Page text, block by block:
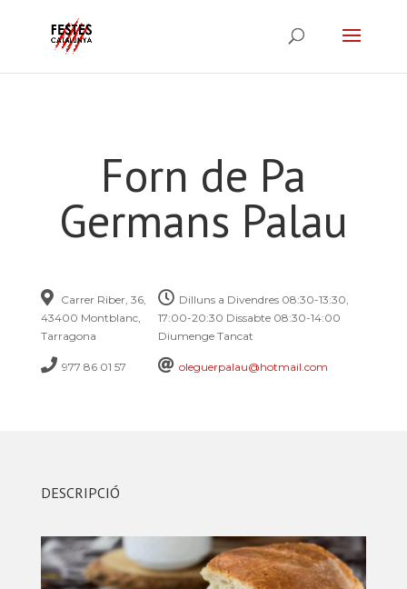
Forn de Pa
Germans Palau
Carrer Riber, 36,
43400 Montblanc,
Tarragona
977 86 01 57
Dilluns a Divendres 08:30-13:30,
17:00-20:30 Dissabte 08:30-14:00
Diumenge Tancat
oleguerpalau@hotmail.com
DESCRIPCIÓ